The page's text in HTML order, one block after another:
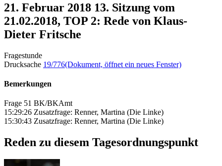
21. Februar 2018 13. Sitzung vom
21.02.2018, TOP 2: Rede von Klaus-
Dieter Fritsche
Fragestunde
Drucksache 19/776(Dokument, öffnet ein neues Fenster)
Bemerkungen
Frage 51 BK/BKAmt
15:29:26 Zusatzfrage: Renner, Martina (Die Linke)
15:30:43 Zusatzfrage: Renner, Martina (Die Linke)
Reden zu diesem Tagesordnungspunkt